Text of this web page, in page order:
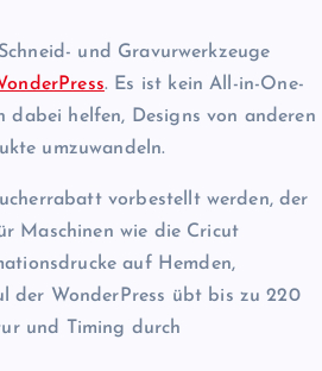
und Gravurwerkzeuge
. Es ist kein All-in-One-
dabei helfen, Designs von anderen
umzuwandeln.
vorbestellt werden, der
Maschinen wie die Cricut
auf Hemden,
der WonderPress übt bis zu 220
und Timing durch